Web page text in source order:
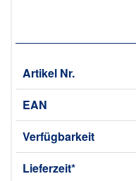
Artikel Nr.
EAN
Verfügbarkeit
Lieferzeit*